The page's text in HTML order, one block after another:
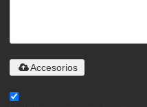
Accesorios